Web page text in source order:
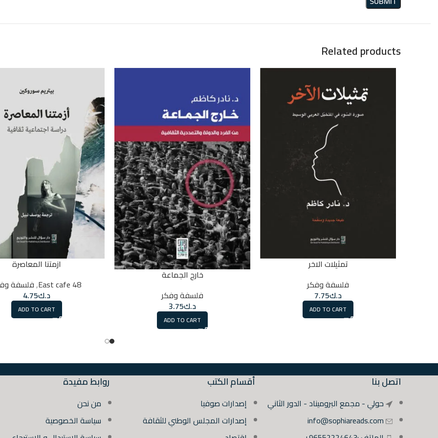
Related products
تمثيلات الاخر
فلسفة وفكر
د.ك7.75
ADD TO CART
خارج الجماعة
فلسفة وفكر
د.ك3.75
ADD TO CART
ازمتنا المعاصرة
48 East cafe
,فلسفة
د.ك4.75
ADD TO CART
اتصل بنا
حولي - مجمع البروميناد - الدور الثاني
info@sophiareads.com
أقسام الكتب
إصدارات صوفيا
إصدارات المجلس الوطني للثقافة
روابط مفيدة
من نحن
سياسة الخصوصية